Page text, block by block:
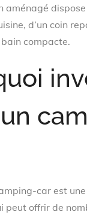
aménagé
d’un coin
compacte.
car est
peut offrir de